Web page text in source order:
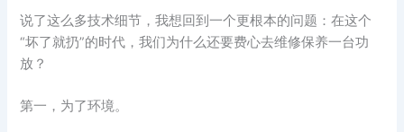
说了这么多技术细节，我想回到一个更根本的问题：在这个
“坏了就扔”的时代，我们为什么还要费心去维修保养一台功
放？
第一，为了环境。